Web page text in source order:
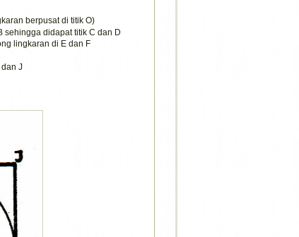
berpusat di titik O)
sehingga didapat titik C dan D
lingkaran di E dan F
J